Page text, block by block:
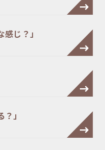
じ？」
」